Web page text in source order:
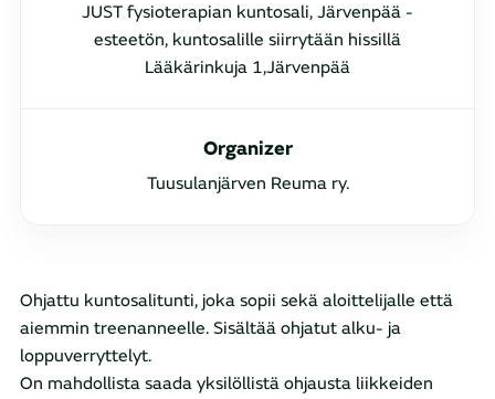
JUST fysioterapian kuntosali, Järvenpää -
esteetön, kuntosalille siirrytään hissillä
Lääkärinkuja 1,Järvenpää
Organizer
Tuusulanjärven Reuma ry.
Ohjattu kuntosalitunti, joka sopii sekä aloittelijalle että
aiemmin treenanneelle. Sisältää ohjatut alku- ja
loppuverryttelyt.
On mahdollista saada yksilöllistä ohjausta liikkeiden